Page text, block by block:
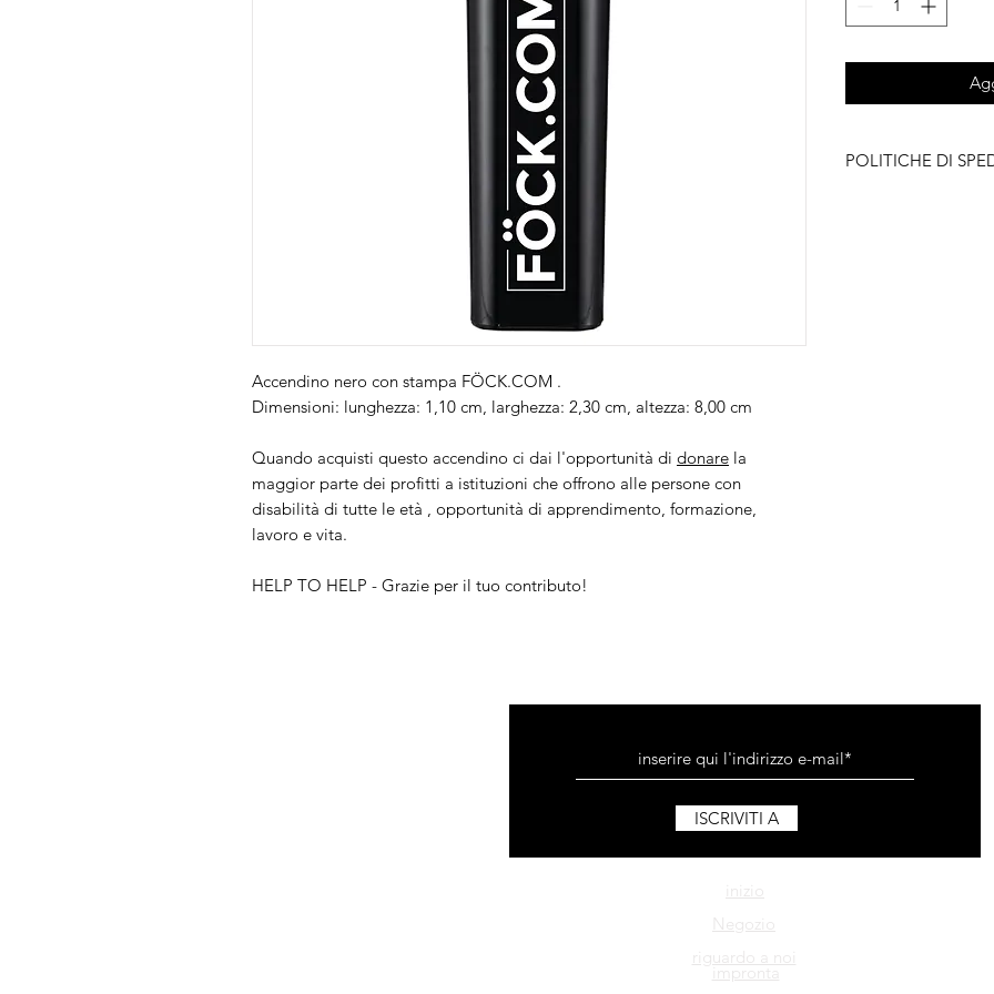
Accendino nero con stampa FÖCK.COM .
Dimensioni: lunghezza: 1,10 cm, larghezza: 2,30 cm, altezza: 8,00 cm
Quando acquisti questo accendino ci dai l'opportunità di donare la
maggior parte dei profitti a istituzioni che offrono alle persone con
disabilità di tutte le età , opportunità di apprendimento, formazione,
lavoro e vita.
HELP TO HELP - Grazie per il tuo contributo!
POLITICHE DI
ISCRIVITI A
inizio
Negozio
riguardo a noi
impronta